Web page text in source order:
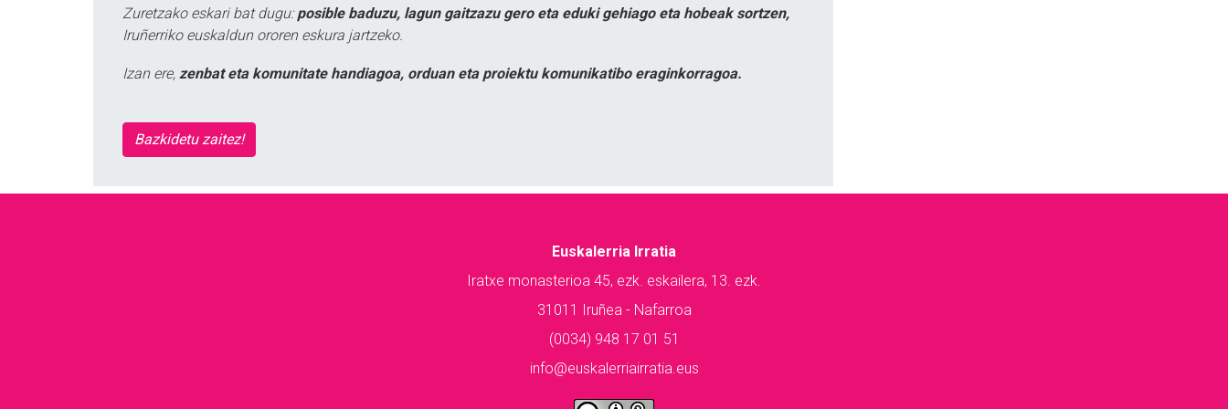
Zuretzako eskari bat dugu: posible baduzu, lagun gaitzazu gero eta eduki gehiago eta hobeak sortzen,
Iruñerriko euskaldun ororen eskura jartzeko.
Izan ere, zenbat eta komunitate handiagoa, orduan eta proiektu komunikatibo eraginkorragoa.
Bazkidetu zaitez!
Euskalerria Irratia
Iratxe monasterioa 45, ezk. eskailera, 13. ezk.
31011 Iruñea - Nafarroa
(0034) 948 17 01 51
info@euskalerriairratia.eus